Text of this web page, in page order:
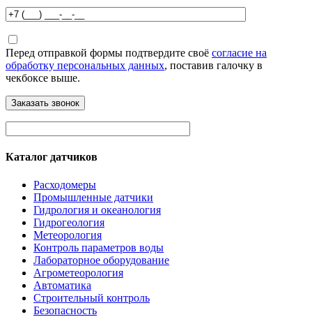
Перед отправкой формы подтвердите своё согласие на
обработку персональных данных, поставив галочку в
чекбоксе выше.
Каталог датчиков
Расходомеры
Промышленные датчики
Гидрология и океанология
Гидрогеология
Метеорология
Контроль параметров воды
Лабораторное оборудование
Агрометеорология
Автоматика
Строительный контроль
Безопасность